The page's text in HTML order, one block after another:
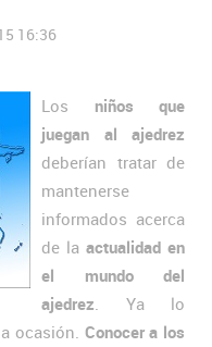
16:36
Los niños que
juegan al ajedrez
deberían tratar de
mantenerse
informados acerca
de la actualidad en
el mundo del
ajedrez . Ya lo
ocasión. Conocer a los